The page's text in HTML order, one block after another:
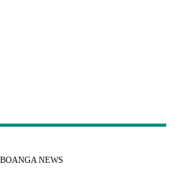
NEWS